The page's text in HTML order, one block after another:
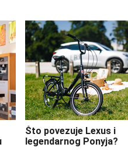
Što povezuje Lexus i
legendarnog Ponyja?